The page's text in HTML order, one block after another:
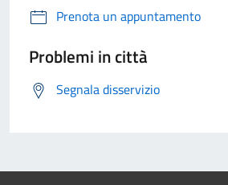
Prenota un appuntamento
Problemi in città
Segnala disservizio